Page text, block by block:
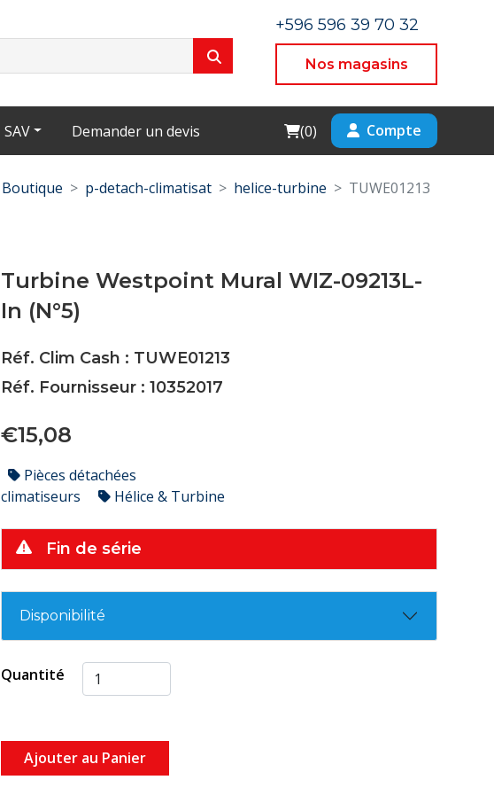
+596 596 39 70 32
Nos magasins
SAV Demander un devis Cart
(0) Compte
Boutique p-detach-climatisat helice-turbine TUWE01213
Turbine Westpoint Mural WIZ-09213L-
In (N°5)
Réf. Clim Cash : TUWE01213
Réf. Fournisseur : 10352017
€15,08
Pièces détachées
climatiseurs
Hélice & Turbine
Fin de série
Disponibilité
Quantité
Ajouter au Panier